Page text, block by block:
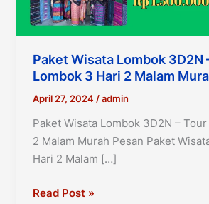
Paket Wisata Lombok 3D2N
Lombok 3 Hari 2 Malam
April 27, 2024 /admin
Paket Wisata Lombok 3D2N –
2 Malam Murah Pesan Paket
Hari 2 Malam […]
Paket
Read Post »